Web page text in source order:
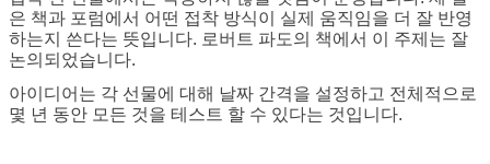
은 책과 포럼에서 어떤 접착 방식이 실제 움직임을 더 잘 반영
하는지 쓴다는 뜻입니다. 로버트 파도의 책에서 이 주제는 잘
논의되었습니다.
아이디어는 각 선물에 대해 날짜 간격을 설정하고 전체적으로
몇 년 동안 모든 것을 테스트 할 수 있다는 것입니다.